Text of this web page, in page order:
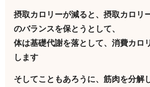
摂取カロリーが減ると、摂取カロリ
のバランスを保とうとして、
体は基礎代謝を落として、消費カロ
します
そしてこともあろうに、筋肉を分解